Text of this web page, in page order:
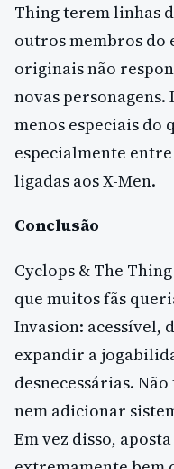
Thing terem linhas
outros membros do
originais não
novas
menos especiais do
especialmente
ligadas aos X-Men.
Conclusão
Cyclops & The
que muitos fãs
Invasion: acessível,
expandir a
desnecessárias.
nem adicionar
Em vez disso,